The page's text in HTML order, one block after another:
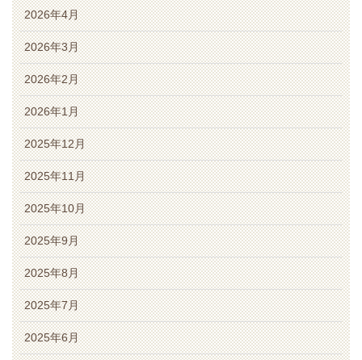
2026年4月
2026年3月
2026年2月
2026年1月
2025年12月
2025年11月
2025年10月
2025年9月
2025年8月
2025年7月
2025年6月